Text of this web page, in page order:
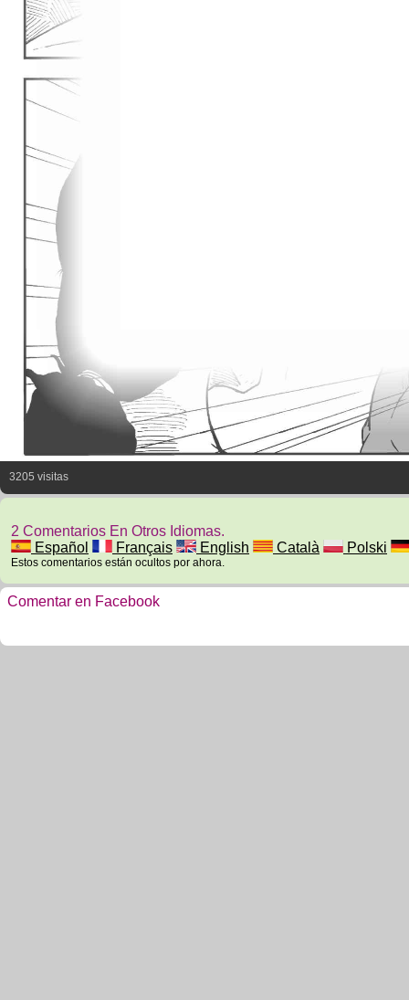
3205 visitas
2 Comentarios En Otros Idiomas.
Español
Français English Català Polski
Estos comentarios están ocultos por ahora.
Comentar en Facebook